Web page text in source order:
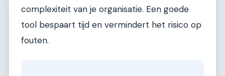
complexiteit van je organisatie. Een goede
tool bespaart tijd en vermindert het risico op
fouten.